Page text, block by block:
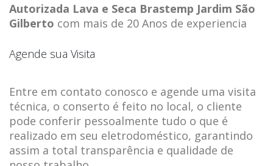
Autorizada Lava e Seca Brastemp Jardim São
Gilberto com mais de 20 Anos de experiencia
Agende sua Visita
Entre em contato conosco e agende uma visita
técnica, o conserto é feito no local, o cliente
pode conferir pessoalmente tudo o que é
realizado em seu eletrodoméstico, garantindo
assim a total transparência e qualidade de